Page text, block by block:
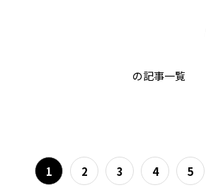
の記事一覧
1 2 3 4 5